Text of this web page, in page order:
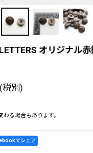
オリジナル赤
(税別)
る場合もあります。
でシェア